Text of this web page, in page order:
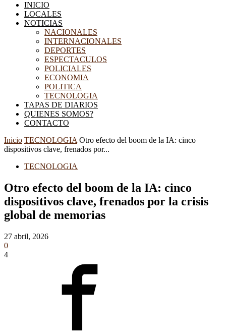
INICIO
LOCALES
NOTICIAS
NACIONALES
INTERNACIONALES
DEPORTES
ESPECTACULOS
POLICIALES
ECONOMIA
POLITICA
TECNOLOGIA
TAPAS DE DIARIOS
QUIENES SOMOS?
CONTACTO
Inicio TECNOLOGIA Otro efecto del boom de la IA: cinco
dispositivos clave, frenados por...
TECNOLOGIA
Otro efecto del boom de la IA: cinco
dispositivos clave, frenados por la crisis
global de memorias
27 abril, 2026
0
4